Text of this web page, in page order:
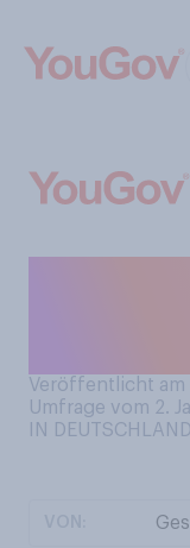
Veröffentlicht am
Umfrage vom 2.
IN DEUTSCHLAND